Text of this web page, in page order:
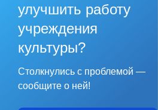
улучшить работу
учреждения
культуры?
Столкнулись с проблемой —
сообщите о ней!